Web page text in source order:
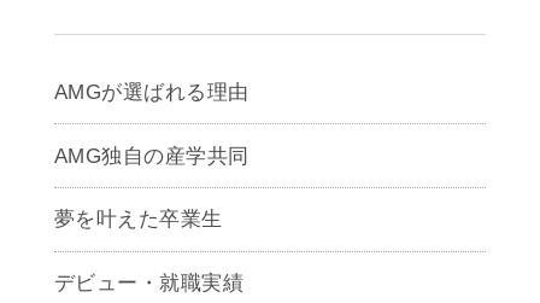
AMGが選ばれる理由
AMG独自の産学共同
夢を叶えた卒業生
デビュー・就職実績